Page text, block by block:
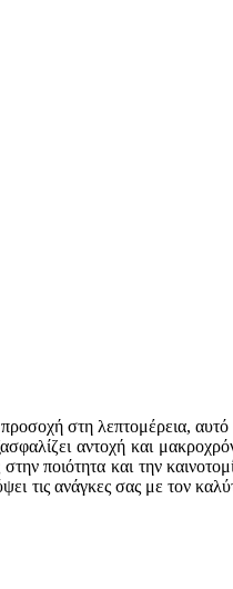
στη λεπτομέρεια,
αντοχή και
ποιότητα και την
τις ανάγκες σας με τον